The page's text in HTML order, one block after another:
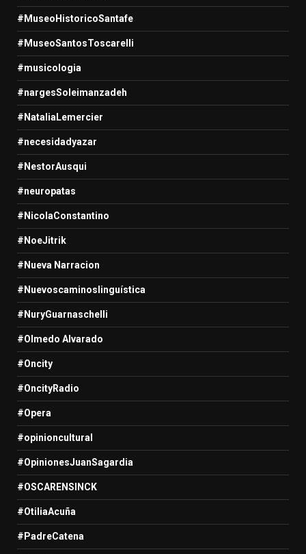
#MuseoHistoricoSantafe
#MuseoSantosToscarelli
#musicologia
#nargesSoleimanzadeh
#NataliaLemercier
#necesidadyazar
#NestorAusqui
#neuropatas
#NicolaConstantino
#NoeJitrik
#Nueva Narracion
#Nuevoscaminoslinguística
#NuryGuarnaschelli
#Olmedo Alvarado
#Oncity
#OncityRadio
#Opera
#opinioncultural
#OpinionesJuanSagardia
#OSCARENSINCK
#OtiliaAcuña
#PadreCatena